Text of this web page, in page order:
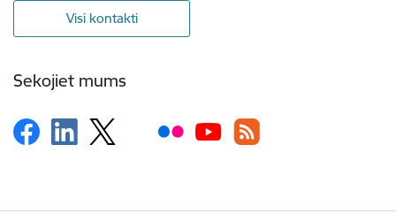
Visi kontakti
Sekojiet mums